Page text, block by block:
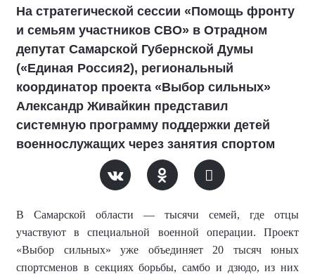
На стратегической сессии «Помощь фронту
и семьям участников СВО» в Отрадном
депутат Самарской Губернской Думы
(«Единая Россия2), региональный
координатор проекта «Выбор сильных»
Александр Живайкин представил
системную программу поддержки детей
военнослужащих через занятия спортом
В Самарской области — тысячи семей, где отцы
участвуют в специальной военной операции. Проект
«Выбор сильных» уже объединяет 20 тысяч юных
спортсменов в секциях борьбы, самбо и дзюдо, из них